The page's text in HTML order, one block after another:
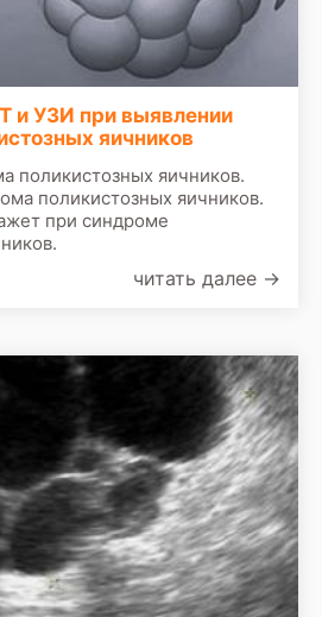
и УЗИ при выявлении
яичников
поликистозных яичников.
поликистозных яичников.
при синдроме
читать далее →